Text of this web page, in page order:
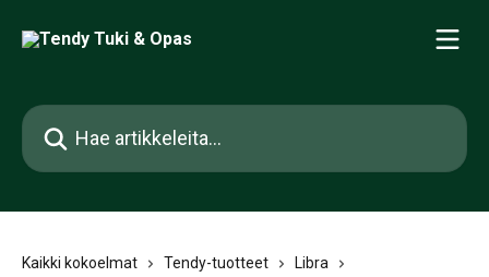
Hae artikkeleita...
Kaikki kokoelmat Tendy-tuotteet
Libra